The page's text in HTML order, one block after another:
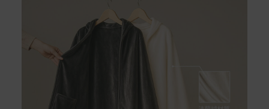
退回之商品必須是全新狀態且完整包裝(含商品、附件、包
裝、紙箱及所有附隨文件或資料)。
商品到貨後進行開箱前請全程錄影以確保自身權益 ! 非商
品本身瑕疵之退貨商品若有上述不完整之情況，本公司有
權向消費者收取相應的整新費用。
*遊戲光碟、軟體等影音商品屬智慧財產權之商品。依消費
者保護法第十九條第二項規定，一經拆封後恕不接受退換